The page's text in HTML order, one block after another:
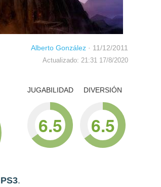
Alberto González · 11/12/2011
Actualizado: 21:31 17/8/2020
DIVERSIÓN
6.5
JUGABILIDAD
6.5
PS3.